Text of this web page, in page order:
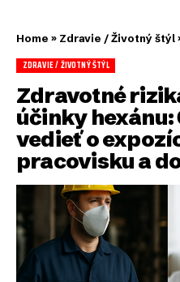
Home » Zdravie / Životný štýl
ZDRAVIE / ŽIVOTNÝ ŠTÝL
Zdravotné
účinky hexánu:
vedieť o
pracovisku a